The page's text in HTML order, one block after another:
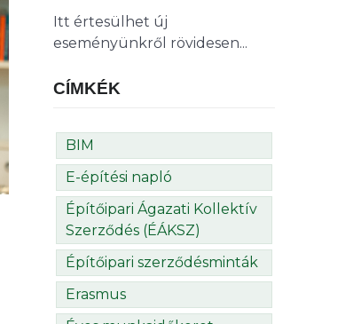
Itt értesülhet új
eseményünkről rövidesen...
CÍMKÉK
BIM
E-építési napló
Építőipari Ágazati Kollektív
Szerződés (ÉÁKSZ)
Építőipari szerződésminták
Erasmus